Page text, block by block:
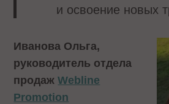
и освоение новых
Иванова Ольга,
руководитель отдела
продажWebline
Promotion